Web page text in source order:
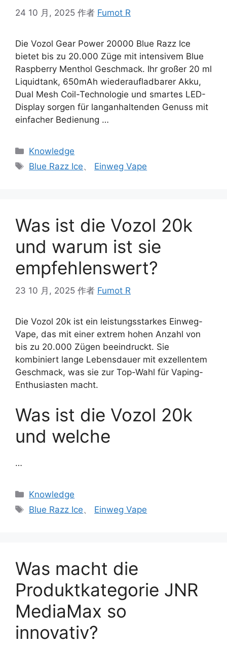
24 10 月, 2025 作者 Fumot R
Die Vozol Gear Power 20000 Blue Razz Ice
bietet bis zu 20.000 Züge mit intensivem Blue
Raspberry Menthol Geschmack. Ihr großer 20 ml
Liquidtank, 650mAh wiederaufladbarer Akku,
Dual Mesh Coil-Technologie und smartes LED-
Display sorgen für langanhaltenden Genuss mit
einfacher Bedienung …
Knowledge
Blue Razz Ice、 Einweg Vape
Was ist die Vozol 20k
und warum ist sie
empfehlenswert?
23 10 月, 2025 作者 Fumot R
Die Vozol 20k ist ein leistungsstarkes Einweg-
Vape, das mit einer extrem hohen Anzahl von
bis zu 20.000 Zügen beeindruckt. Sie
kombiniert lange Lebensdauer mit exzellentem
Geschmack, was sie zur Top-Wahl für Vaping-
Enthusiasten macht.
Was ist die Vozol 20k
und welche
…
Knowledge
Blue Razz Ice、 Einweg Vape
Was macht die
Produktkategorie JNR
MediaMax so
innovativ?